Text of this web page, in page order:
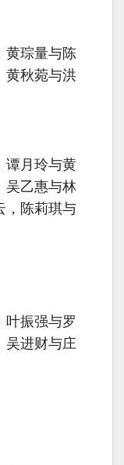
黄琮量与陈
黄秋菀与洪
谭月玲与黄
吴乙惠与林
，陈莉琪与
叶振强与罗
吴进财与庄